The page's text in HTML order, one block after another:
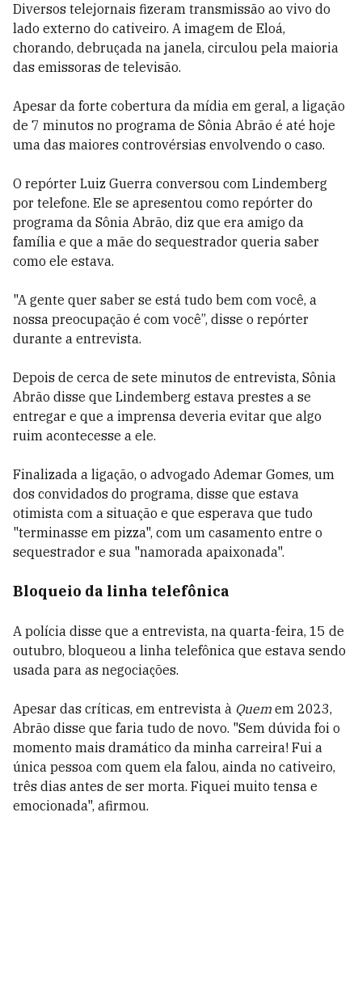
Diversos telejornais fizeram transmissão ao vivo do
lado externo do cativeiro. A imagem de Eloá,
chorando, debruçada na janela, circulou pela maioria
das emissoras de televisão.
Apesar da forte cobertura da mídia em geral, a ligação
de 7 minutos no programa de Sônia Abrão é até hoje
uma das maiores controvérsias envolvendo o caso.
O repórter Luiz Guerra conversou com Lindemberg
por telefone. Ele se apresentou como repórter do
programa da Sônia Abrão, diz que era amigo da
família e que a mãe do sequestrador queria saber
como ele estava.
"A gente quer saber se está tudo bem com você, a
nossa preocupação é com você”, disse o repórter
durante a entrevista.
Depois de cerca de sete minutos de entrevista, Sônia
Abrão disse que Lindemberg estava prestes a se
entregar e que a imprensa deveria evitar que algo
ruim acontecesse a ele.
Finalizada a ligação, o advogado Ademar Gomes, um
dos convidados do programa, disse que estava
otimista com a situação e que esperava que tudo
"terminasse em pizza", com um casamento entre o
sequestrador e sua "namorada apaixonada".
Bloqueio da linha telefônica
A polícia disse que a entrevista, na quarta-feira, 15 de
outubro, bloqueou a linha telefônica que estava sendo
usada para as negociações.
Apesar das críticas, em entrevista à Quem em 2023,
Abrão disse que faria tudo de novo. "Sem dúvida foi o
momento mais dramático da minha carreira! Fui a
única pessoa com quem ela falou, ainda no cativeiro,
três dias antes de ser morta. Fiquei muito tensa e
emocionada", afirmou.